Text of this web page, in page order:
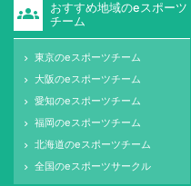
groups
おすすめ地域のeスポーツ
チーム
keyboard_arrow_right 東京のeスポーツチーム
keyboard_arrow_right 大阪のeスポーツチーム
keyboard_arrow_right 愛知のeスポーツチーム
keyboard_arrow_right 福岡のeスポーツチーム
keyboard_arrow_right 北海道のeスポーツチーム
keyboard_arrow_right 全国のeスポーツサークル